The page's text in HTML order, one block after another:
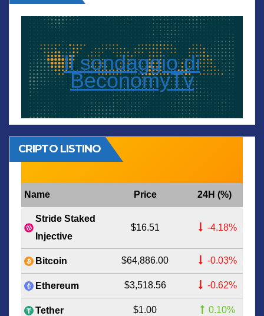
Il sondaggio di
BeconomyTv
CRIPTO LISTINO
Name Price 24H (%)
Stride Staked
Injective
$16.51 -4.18%
Bitcoin $64,886.00 -0.03%
Ethereum $3,518.56 -0.62%
Tether $1.00 0.10%